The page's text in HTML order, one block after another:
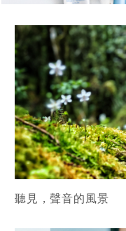
聽見，聲音的風景